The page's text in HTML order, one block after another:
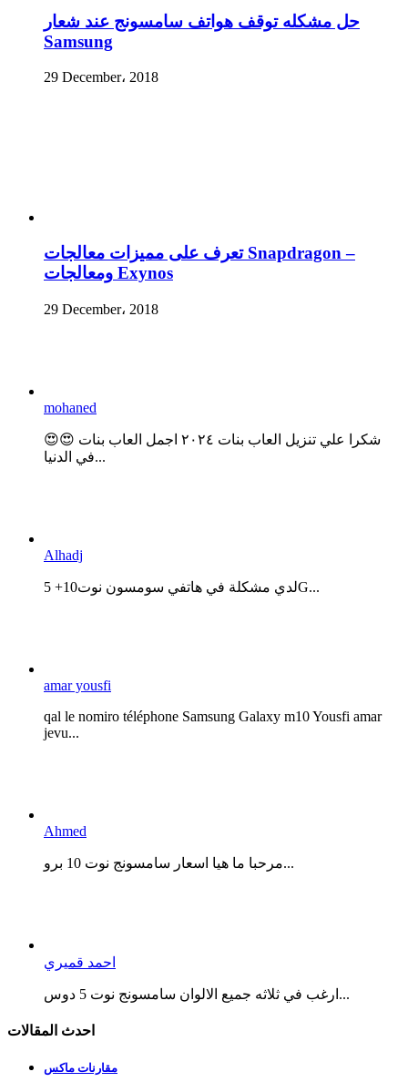
حل مشكله توقف هواتف سامسونج عند شعار
Samsung
29 December، 2018
تعرف على مميزات معالجات Snapdragon –
ومعالجات Exynos
29 December، 2018
mohaned
😍😍 شكرا علي تنزيل العاب بنات ٢٠٢٤ اجمل العاب بنات
في الدنيا...
Alhadj
لدي مشكلة في هاتفي سومسون نوت10+ 5G...
amar yousfi
qal le nomiro téléphone Samsung Galaxy m10 Yousfi amar
jevu...
Ahmed
مرحبا ما هيا اسعار سامسونج نوت 10 برو...
احمد قميري
ارغب في ثلاثه جميع الالوان سامسونج نوت 5 دوس...
احدث المقالات
مقارنات ماكس